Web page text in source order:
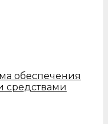
обеспечения
средствами